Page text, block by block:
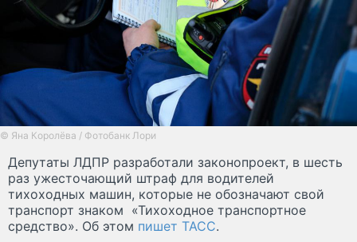
© Яна Королёва / Фотобанк Лори
Депутаты ЛДПР разработали законопроект, в шесть
раз ужесточающий штраф для водителей
тихоходных машин, которые не обозначают свой
транспорт знаком «Тихоходное транспортное
средство». Об этом пишет ТАСС.